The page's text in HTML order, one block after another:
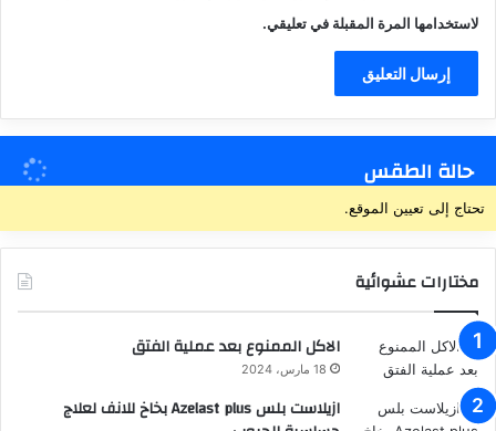
لاستخدامها المرة المقبلة في تعليقي.
حالة الطقس
تحتاج إلى تعيين الموقع.
مختارات عشوائية
الاكل الممنوع بعد عملية الفتق
18 مارس، 2024
ازيلاست بلس Azelast plus بخاخ للانف لعلاج